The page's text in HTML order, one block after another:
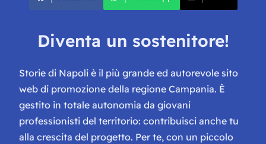
Diventa un sostenitore!
Storie di Napoli è il più grande ed autorevole sito
web di promozione della regione Campania. È
gestito in totale autonomia da giovani
professionisti del territorio: contribuisci anche tu
alla crescita del progetto. Per te, con un piccolo